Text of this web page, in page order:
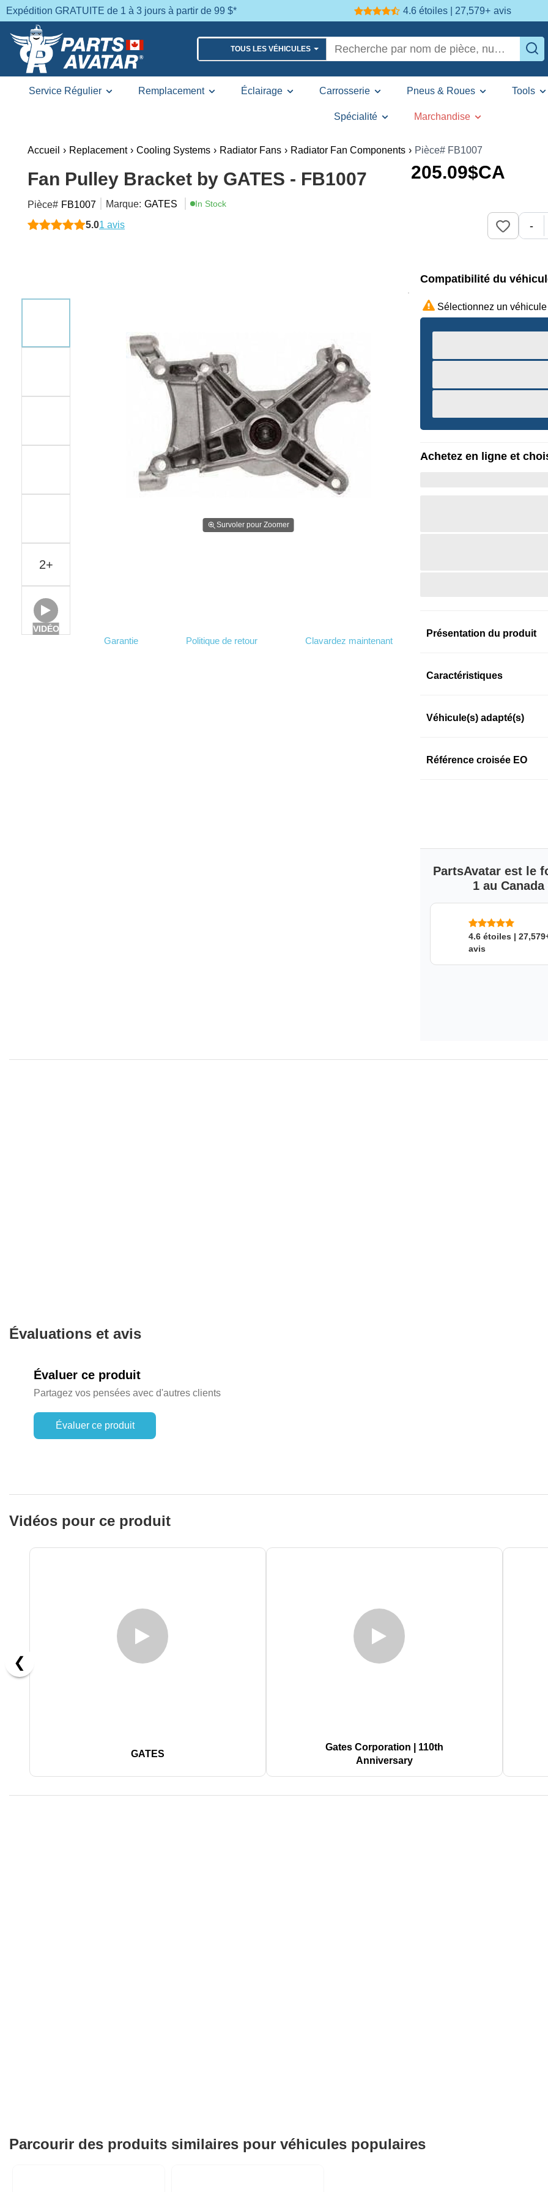
Expédition GRATUITE de 1 à 3 jours à partir de 99 $* 4.6 étoiles | 27,579+ avis
TOUS LES VÉHICULES
Service Régulier Remplacement Éclairage Carrosserie Pneus & Roues Tools
Spécialité Marchandise
Accueil › Replacement › Cooling Systems › Radiator Fans › Radiator Fan Components › Pièce# FB1007
Fan Pulley Bracket by GATES - FB1007
Pièce# FB1007 Marque: GATES In Stock
5.01 avis
205.09$CA
-
Survoler pour Zoomer
Garantie Politique de retour Clavardez maintenant
2+
VIDÉO
Compatibilité du
Sélectionnez un véhicule
Achetez en ligne et
Présentation du produit
premier global manufacturer
Caractéristiques
Véhicule(s) adapté(s)
Référence croisée EO
PartsAvatar est le
1 au
4.6 étoiles |
avis
Évaluations et avis
Évaluer ce produit
Partagez vos pensées avec d'autres clients
Évaluer ce produit
Vidéos pour ce produit
❮
GATES
Gates Corporation | 110th
Anniversary
Parcourir des produits similaires pour véhicules populaires